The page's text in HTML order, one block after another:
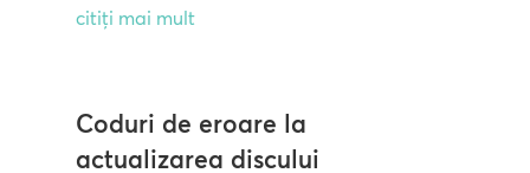
citiți mai mult
Coduri de eroare la
actualizarea discului